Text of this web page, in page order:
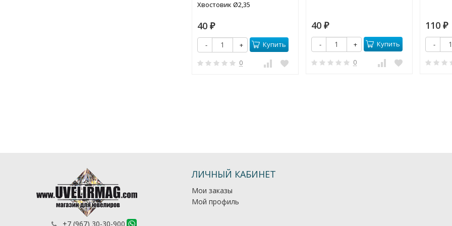
Хвостовик Ø2,35
40 ₽
- + Купить
0
40 ₽
- + Купить
0
110 ₽
-
+7 (967) 30-30-900
ЛИЧНЫЙ КАБИНЕТ
Мои заказы
Мой профиль